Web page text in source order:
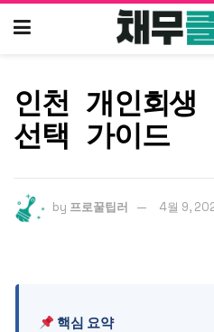
인천 개인회
선택 가이드
by 프로꿀팁러 4월 9,
핵심 요약